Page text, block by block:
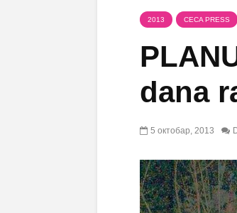
2013 CECA PRESS
dana
5 октобар, 2013